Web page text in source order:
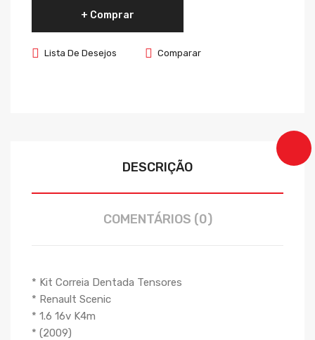
Comprar
Lista De Desejos Comparar
DESCRIÇÃO
COMENTÁRIOS (0)
* Kit Correia Dentada Tensores
* Renault Scenic
* 1.6 16v K4m
* (2009)